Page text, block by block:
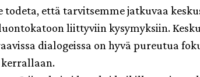
todeta, että tarvitsemme jatkuvaa
liittyviin kysymyksiin.
dialogeissa on hyvä pureutua